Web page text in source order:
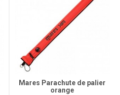
Mares Parachute de palier
orange